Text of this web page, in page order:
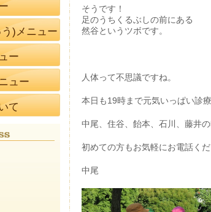
そうです！
足のうちくるぶしの前にある
然谷というツボです。
人体って不思議ですね。
本日も19時まで元気いっぱい診療
中尾、住谷、飴本、石川、藤井の
初めての方もお気軽にお電話くだ
中尾
)メニュー
ー
ュー
て